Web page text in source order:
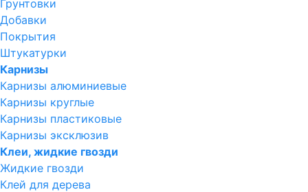
Грунтовки
Добавки
Покрытия
Штукатурки
Карнизы
Карнизы алюминиевые
Карнизы круглые
Карнизы пластиковые
Карнизы эксклюзив
Клеи, жидкие гвозди
Жидкие гвозди
Клей для дерева